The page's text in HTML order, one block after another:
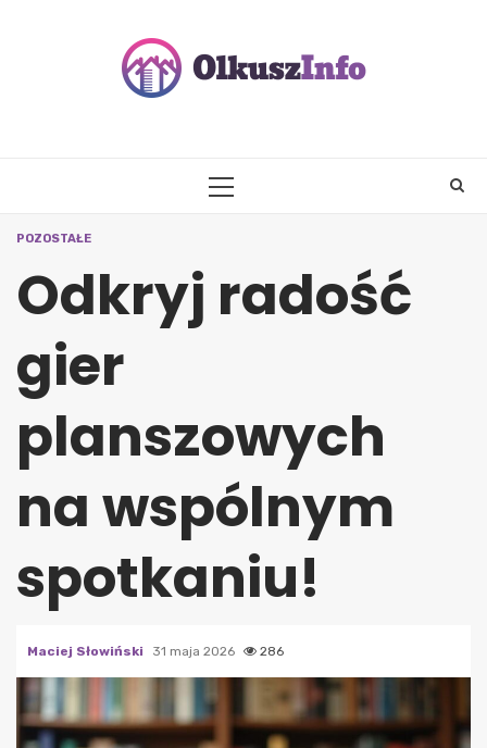
PRIMARY
POZOSTAŁE
Odkryj radość
gier
planszowych
na wspólnym
spotkaniu!
Maciej Słowiński 31 maja 2026 286